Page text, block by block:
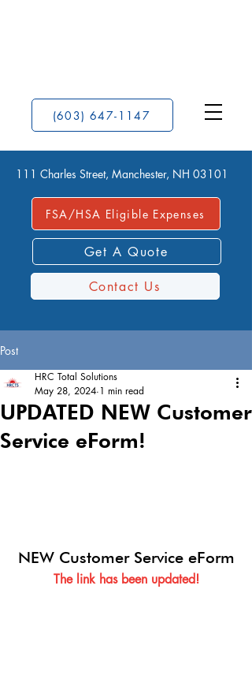
(603) 647-1147
111 Charles Street, Manchester, NH 03101
FSA/HSA Eligible Expenses
Get A Quote
Contact Us
Post
UPDATED NEW Customer
Service eForm!
HRC Total Solutions
May 28, 2024 1 min read
NEW Customer Service eForm
The link has been updated!